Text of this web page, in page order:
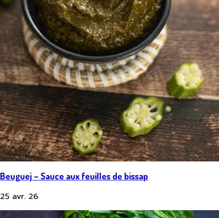
Beuguej – Sauce aux feuilles de bissap
25 avr. 26